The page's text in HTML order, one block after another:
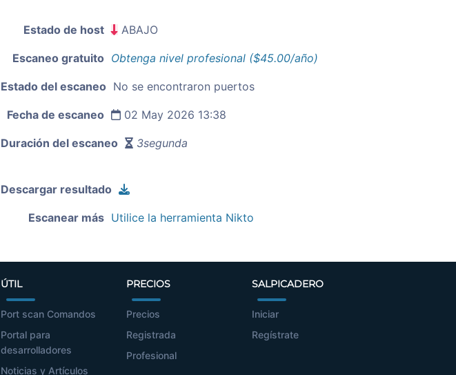
Estado de host ABAJO
Escaneo gratuito Obtenga nivel profesional ($45.00/año)
Estado del escaneo No se encontraron puertos
Fecha de escaneo 02 May 2026 13:38
Duración del escaneo 3segunda
Descargar resultado
Escanear más Utilice la herramienta Nikto
ÚTIL
Port scan Comandos
Portal para
desarrolladores
Noticias y Artículos
PRECIOS
Precios
Registrada
Profesional
SALPICADERO
Iniciar
Regístrate